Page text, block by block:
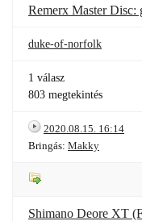
Remerx Master Disc:
duke-of-norfolk
1 válasz
803 megtekintés
2020.08.15. 16:14
Bringás: Makky
Shimano Deore XT